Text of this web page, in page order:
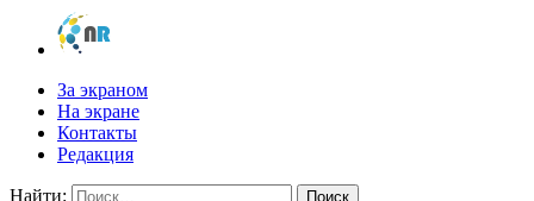
newsroom.su
Новости о новостях
За экраном
На экране
Контакты
Редакция
Найти: